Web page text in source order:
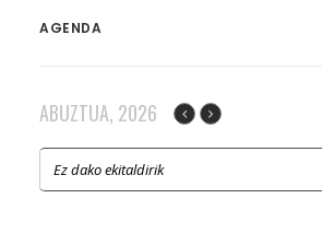
AGENDA
ABUZTUA, 2026
Ez dako ekitaldirik